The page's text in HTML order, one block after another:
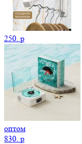
250. p
оптом
830. p